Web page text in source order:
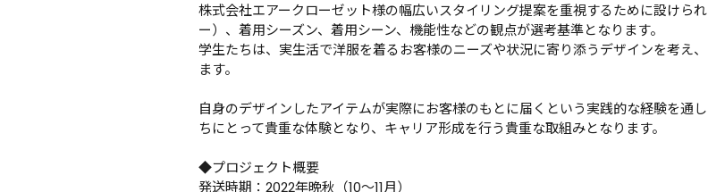
株式会社エアークローゼット様の幅広いスタイリング提案を重視するために設けら
ー）、着用シーズン、着用シーン、機能性などの観点が選考基準となります。
学生たちは、実生活で洋服を着るお客様のニーズや状況に寄り添うデザインを考え
ます。
自身のデザインしたアイテムが実際にお客様のもとに届くという実践的な経験を通
ちにとって貴重な体験となり、キャリア形成を行う貴重な取組みとなります。
◆プロジェクト概要
発送時期：2022年晩秋（10〜11月）